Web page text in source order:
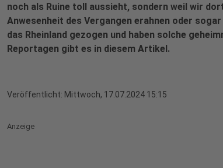
noch als Ruine toll aussieht, sondern weil wir
Anwesenheit des Vergangen erahnen oder
das Rheinland gezogen und haben solche
Reportagen gibt es in diesem Artikel.
Veröffentlicht: Mittwoch, 17.07.2024 15:15
Anzeige